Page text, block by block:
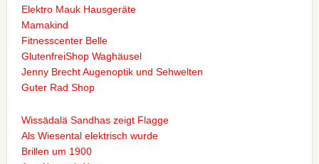
Elektro Mauk Hausgeräte
Mamakind
Fitnesscenter Belle
GlutenfreiShop Waghäusel
Jenny Brecht Augenoptik und Sehwelten
Guter Rad Shop
Wissädalä Sandhas zeigt Flagge
Als Wiesental elektrisch wurde
Brillen um 1900